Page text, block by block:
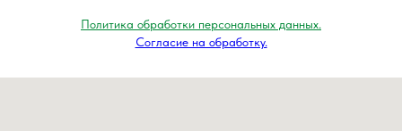
Политика обработки персональных данных.
Согласие на обработку.